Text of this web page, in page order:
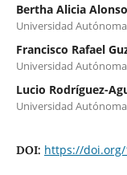
Bertha Alicia
Universidad
Francisco Rafael
Universidad
Lucio Rodríguez-
Universidad
DOI: https://doi.org/